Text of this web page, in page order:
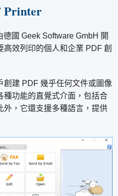
Printer
國 Geek Software GmbH 開
效列印的個人和企業 PDF 創
創建 PDF 幾乎任何文件或圖像
種功能的直覺式介面，包括合
外，它還支援多種語言，提供